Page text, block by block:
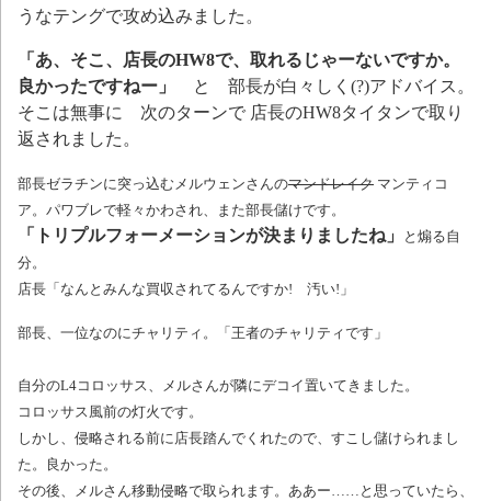
うなテングで攻め込みました。
「あ、そこ、店長のHW8で、取れるじゃーないですか。
良かったですねー」
と 部長が白々しく(?)アドバイス。
そこは無事に 次のターンで 店長のHW8タイタンで取り
返されました。
部長ゼラチンに突っ込むメルウェンさんのマンドレイク マンティコ
ア。パワブレで軽々かわされ、また部長儲けです。
「トリプルフォーメーションが決まりましたね」
と煽る自
分。
店長「なんとみんな買収されてるんですか! 汚い!」
部長、一位なのにチャリティ。「王者のチャリティです」
自分のL4コロッサス、メルさんが隣にデコイ置いてきました。
コロッサス風前の灯火です。
しかし、侵略される前に店長踏んでくれたので、すこし儲けられまし
た。良かった。
その後、メルさん移動侵略で取られます。ああー……と思っていたら、